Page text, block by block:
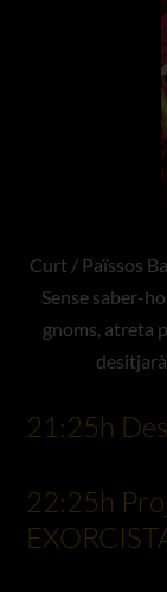
Curt / Païssos
Sense saber-
gnoms, atreta
21:25h
22:25h